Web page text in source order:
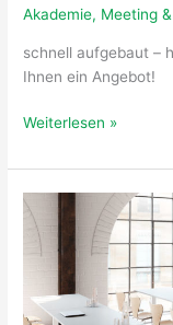
Akademie, Meeting
schnell aufgebaut –
Ihnen ein Angebot!
Weiterlesen »
Einrichtung
für
Tagungsräume